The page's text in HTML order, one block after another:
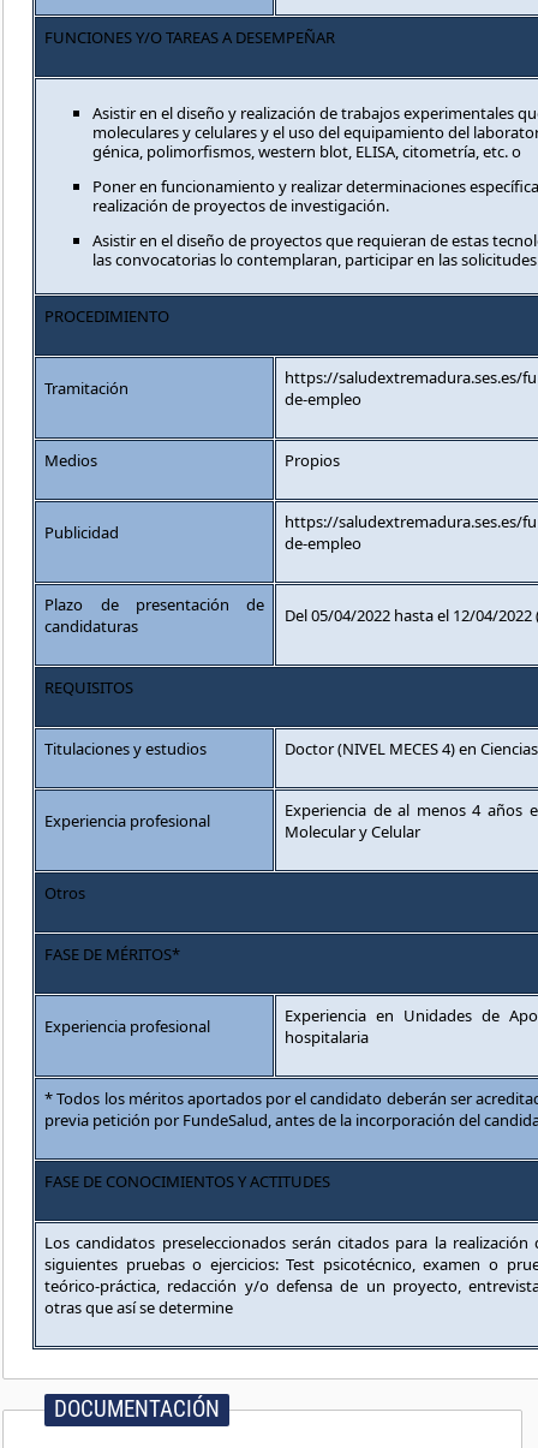
FUNCIONES Y/O TAREAS A DESEMPEÑAR
Asistir en el diseño y realización de trabajos experimentales
moleculares y celulares y el uso del equipamiento del
génica, polimorfismos, western blot, ELISA, citometría, etc. o
Poner en funcionamiento y realizar determinaciones
realización de proyectos de investigación.
Asistir en el diseño de proyectos que requieran de estas
las convocatorias lo contemplaran, participar en las
PROCEDIMIENTO
Tramitación
https://saludextremadura.ses.es/
de-empleo
Medios Propios
Publicidad
https://saludextremadura.ses.es/
de-empleo
Plazo de presentación de
candidaturas
Del 05/04/2022 hasta el 12/04/
REQUISITOS
Titulaciones y estudios Doctor (NIVEL MECES 4) en
Experiencia profesional
Experiencia de al menos 4 años
Molecular y Celular
Otros
FASE DE MÉRITOS*
Experiencia profesional
Experiencia en Unidades de
hospitalaria
* Todos los méritos aportados por el candidato deberán ser
previa petición por FundeSalud, antes de la incorporación del
FASE DE CONOCIMIENTOS Y ACTITUDES
Los candidatos preseleccionados serán citados para la
siguientes pruebas o ejercicios: Test psicotécnico, examen o
teórico-práctica, redacción y/o defensa de un proyecto,
otras que así se determine
DOCUMENTACIÓN